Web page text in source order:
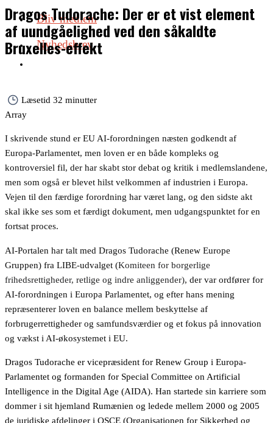
Bliv medlem
Nyhedsbrev
Dragos Tudorache: Der er et vist element
af uundgåelighed ved den såkaldte
Bruxelles-effekt
Læsetid 32 minutter
Array
I skrivende stund er EU AI-forordningen næsten godkendt af
Europa-Parlamentet, men loven er en både kompleks og
kontroversiel fil, der har skabt stor debat og kritik i medlemslandene,
men som også er blevet hilst velkommen af industrien i Europa.
Vejen til den færdige forordning har været lang, og den sidste akt
skal ikke ses som et færdigt dokument, men udgangspunktet for en
fortsat proces.
AI-Portalen har talt med Dragos Tudorache (Renew Europe
Gruppen) fra LIBE-udvalget (Komiteen for borgerlige
frihedsrettigheder, retlige og indre anliggender), der var ordfører for
AI-forordningen i Europa Parlamentet, og efter hans mening
repræsenterer loven en balance mellem beskyttelse af
forbrugerrettigheder og samfundsværdier og et fokus på innovation
og vækst i AI-økosystemet i EU.
Dragos Tudorache er vicepræsident for Renew Group i Europa-
Parlamentet og formanden for Special Committee on Artificial
Intelligence in the Digital Age (AIDA). Han startede sin karriere som
dommer i sit hjemland Rumænien og ledede mellem 2000 og 2005
de juridiske afdelinger i OSCE (Organisationen for Sikkerhed og